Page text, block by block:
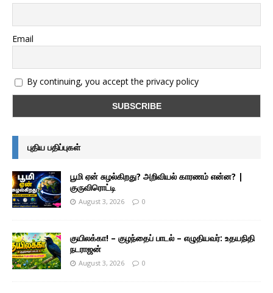
Email
By continuing, you accept the privacy policy
புதிய பதிப்புகள்
பூமி ஏன் சுழல்கிறது? அறிவியல் காரணம் என்ன? |
குருவிரொட்டி
August 3, 2026 0
குயிலக்கா! – குழந்தைப் பாடல் – எழுதியவர்: உதயநிதி
நடராஜன்
August 3, 2026 0